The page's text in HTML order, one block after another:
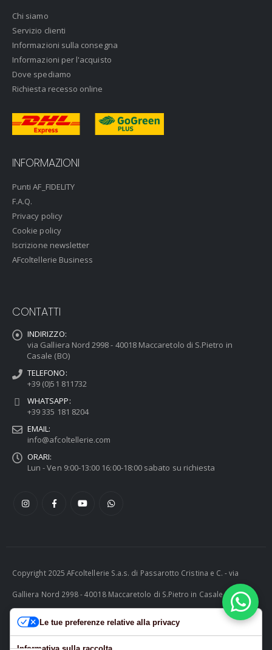
Chi siamo
Servizio clienti
Informazioni sulla consegna
Informazioni per l'acquisto
Dove spediamo
Richiesta recesso online
INFORMAZIONI
Punti AF_FIDELITY
F.A.Q.
Privacy policy
Cookie policy
Iscrizione newsletter
AFcoltellerie Business
CONTATTI
INDIRIZZO:
via Galliera Nord 2998 - 40018 Maccaretolo di S.Pietro in
Casale (BO)
TELEFONO:
+39 (0)51 811732
WHATSAPP:
+39 335 181 8204
EMAIL:
info@afcoltellerie.com
ORARI:
Lun - Ven 9:00-13:00 16:00-18:00 sabato su richiesta
Copyright 2025 AFcoltellerie S.a.s. di Passarotto Cristina e C. - via
Galliera Nord 2998 - 40018 Maccaretolo di S.Pietro in Casale (BO) -
ITALY P.I. 04230081202 | tel. +39 051 811732 | e-mail:
info@afcoltellerie.com -- Powered by Cosmobile Srl
Le tue preferenze relative alla privacy